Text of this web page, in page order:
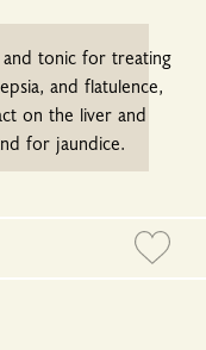
tonic for treating
and flatulence,
on the liver and
for jaundice.